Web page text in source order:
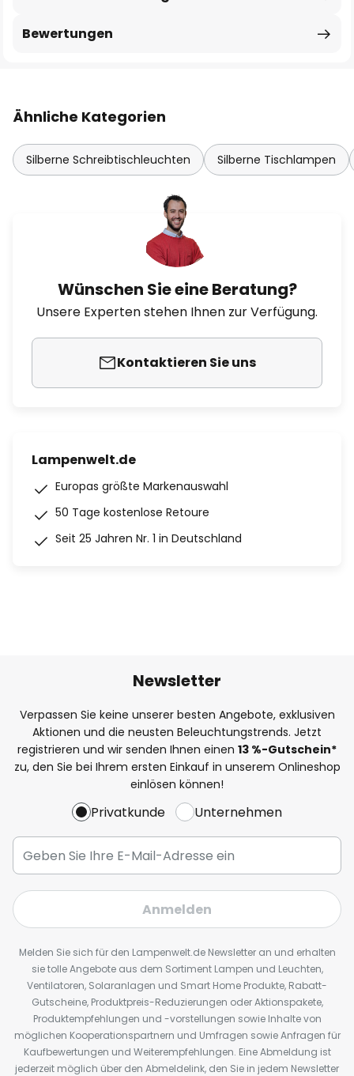
Bewertungen
Ähnliche Kategorien
Silberne Schreibtischleuchten Silberne Tischlampen
Wünschen Sie eine Beratung?
Unsere Experten stehen Ihnen zur Verfügung.
Kontaktieren Sie uns
Lampenwelt.de
Europas größte Markenauswahl
50 Tage kostenlose Retoure
Seit 25 Jahren Nr. 1 in Deutschland
Newsletter
Verpassen Sie keine unserer besten Angebote, exklusiven
Aktionen und die neusten Beleuchtungstrends. Jetzt
registrieren und wir senden Ihnen einen 13 %-Gutschein*
zu, den Sie bei Ihrem ersten Einkauf in unserem Onlineshop
einlösen können!
Privatkunde Unternehmen
Anmelden
Melden Sie sich für den Lampenwelt.de Newsletter an und erhalten
sie tolle Angebote aus dem Sortiment Lampen und Leuchten,
Ventilatoren, Solaranlagen und Smart Home Produkte, Rabatt-
Gutscheine, Produktpreis-Reduzierungen oder Aktionspakete,
Produktempfehlungen und -vorstellungen sowie Inhalte von
möglichen Kooperationspartnern und Umfragen sowie Anfragen für
Kaufbewertungen und Weiterempfehlungen. Eine Abmeldung ist
jederzeit möglich über den Abmeldelink, den Sie in jedem Newsletter